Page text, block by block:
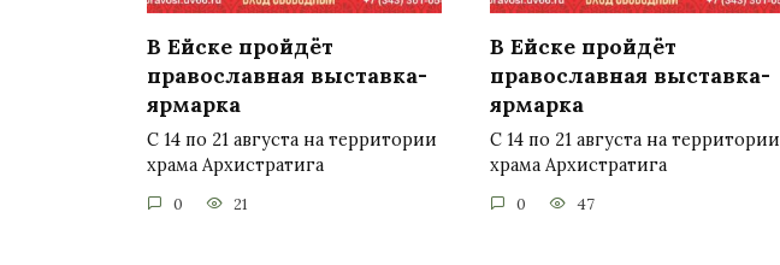
В Ейске пройдёт
православная выставка-
ярмарка
С 14 по 21 августа на территории
храма Архистратига
0 21
В Ейске пройдёт
православная выставка-
ярмарка
С 14 по 21 августа на территории
храма Архистратига
0 47